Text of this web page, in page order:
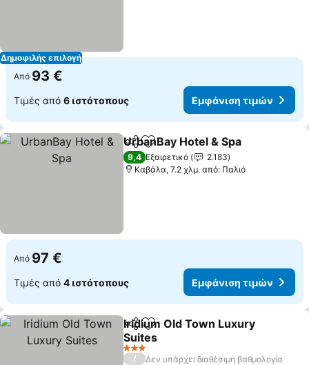
Δημοφιλής επιλογή
Από 93 €
Τιμές από 6 ιστότοπους Εμφάνιση τιμών
Κοινοποίηση
Προσθήκη στα αγαπημένα
UrbanBay Hotel & Spa
9,4 Εξαιρετικό
2.183
Καβάλα, 7.2 χλμ. από: Παλιό
Από 97 €
Τιμές από 4 ιστότοπους Εμφάνιση τιμών
Κοινοποίηση
Προσθήκη στα αγαπημένα
Iridium Old Town Luxury
Suites
3 Αστέρια
/
Δεν υπάρχει διαθέσιμη βαθμολογία